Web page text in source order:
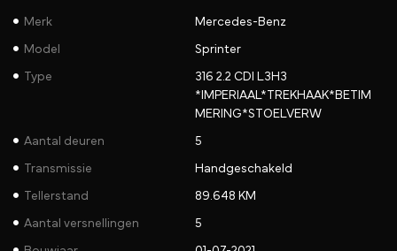
Merk Mercedes-Benz
Model Sprinter
Type
316 2.2 CDI L3H3
*IMPERIAAL*TREKHAAK*BETIM
MERING*STOELVERW
Aantal deuren 5
Transmissie Handgeschakeld
Tellerstand 89.648 KM
Aantal versnellingen 5